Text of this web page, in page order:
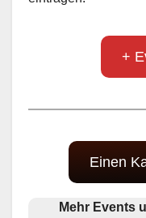
+
Einen
Mehr Events